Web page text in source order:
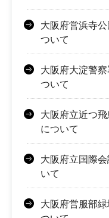
大阪府営浜寺
ついて
大阪府大淀警
ついて
大阪府立近つ
について
大阪府立国際
いて
大阪府営服部